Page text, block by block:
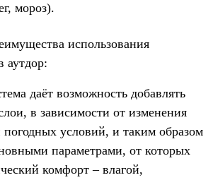
мороз).
использования
аутдор:
даёт возможность добавлять
в зависимости от изменения
погодных условий, и таким образом
параметрами, от которых
комфорт – влагой,